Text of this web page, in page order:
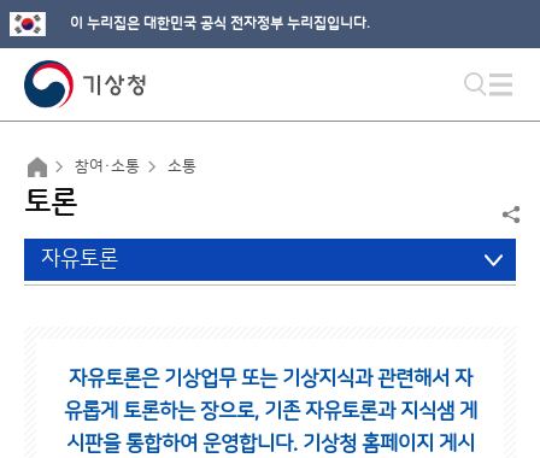
이 누리집은 대한민국 공식 전자정부 누리집입니다.
참여·소통 소통
토론
자유토론
자유토론은 기상업무 또는 기상지식과 관련해서 자
유롭게 토론하는 장으로, 기존 자유토론과 지식샘 게
시판을 통합하여 운영합니다. 기상청 홈페이지 게시